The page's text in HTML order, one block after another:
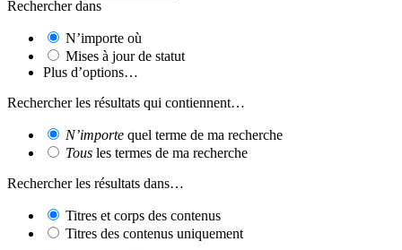
Rechercher dans
N’importe où
Mises à jour de statut
Plus d’options…
Rechercher les résultats qui contiennent…
N’importe quel terme de ma recherche
Tous les termes de ma recherche
Rechercher les résultats dans…
Titres et corps des contenus
Titres des contenus uniquement